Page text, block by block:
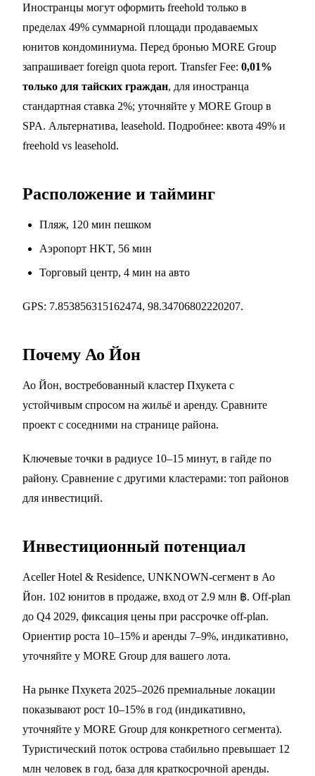
Иностранцы могут оформить freehold только в
пределах 49% суммарной площади продаваемых
юнитов кондоминиума. Перед бронью MORE Group
запрашивает foreign quota report. Transfer Fee: 0,01%
только для тайских граждан, для иностранца
стандартная ставка 2%; уточняйте у MORE Group в
SPA. Альтернатива, leasehold. Подробнее: квота 49% и
freehold vs leasehold.
Расположение и тайминг
Пляж, 120 мин пешком
Аэропорт HKT, 56 мин
Торговый центр, 4 мин на авто
GPS: 7.853856315162474, 98.34706802220207.
Почему Ао Йон
Ао Йон, востребованный кластер Пхукета с
устойчивым спросом на жильё и аренду. Сравните
проект с соседними на странице района.
Ключевые точки в радиусе 10–15 минут, в гайде по
району. Сравнение с другими кластерами: топ районов
для инвестиций.
Инвестиционный потенциал
Aceller Hotel & Residence, UNKNOWN-сегмент в Ао
Йон. 102 юнитов в продаже, вход от 2.9 млн ฿. Off-plan
до Q4 2029, фиксация цены при рассрочке off-plan.
Ориентир роста 10–15% и аренды 7–9%, индикативно,
уточняйте у MORE Group для вашего лота.
На рынке Пхукета 2025–2026 премиальные локации
показывают рост 10–15% в год (индикативно,
уточняйте у MORE Group для конкретного сегмента).
Туристический поток острова стабильно превышает 12
млн человек в год, база для краткосрочной аренды.